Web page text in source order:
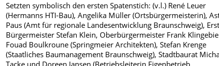
Setzten symbolisch den ersten Spatenstich: (v.l.) René Leuer
(Hermanns HTI-Bau), Angelika Müller (Ortsbürgermeisterin),
Paus (Amt für regionale Landesentwicklung Braunschweig),
Bürgermeister Stefan Klein, Oberbürgermeister Frank
Fouad Boulkroune (Springmeier Architekten), Stefan Krenge
(Staatliches Baumanagement Braunschweig), Stadtbaurat